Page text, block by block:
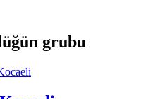
grubu